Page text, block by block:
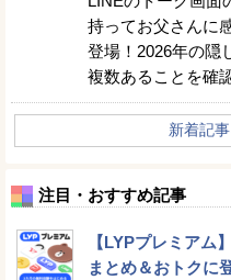
持ってお父さんに
登場！2026年の隠
複数あることを確
新着記
注目・おすすめ記事
【LYPプレミアム
まとめ＆おトクに